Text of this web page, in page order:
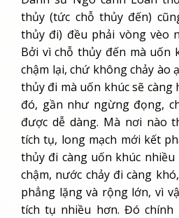
thủy (tức chỗ thủy đến)
thủy đi) đều phải vòng vèo
Bởi vì chỗ thủy đến mà uốn
chậm lại, chứ không chảy ào
thủy đi mà uốn khúc sẽ càng
đó, gần như ngừng đọng,
được dễ dàng. Mà nơi nào
tích tụ, long mạch mới kết
thủy đi càng uốn khúc
chậm, nước chảy đi càng
phẳng lặng và rộng lớn, vì
tích tụ nhiều hơn. Đó chính